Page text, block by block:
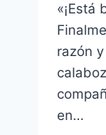
«¡Está
razón
en…